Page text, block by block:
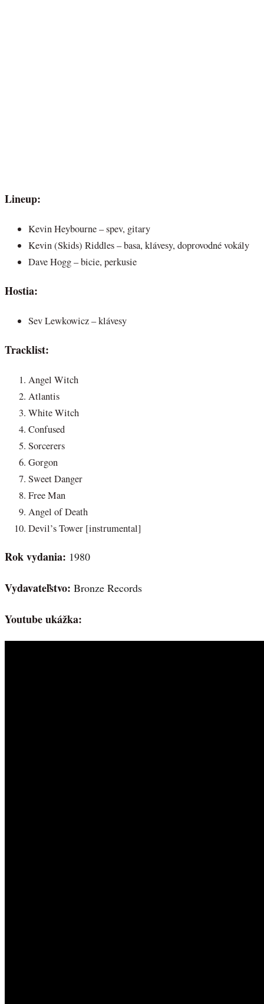
Lineup:
Kevin Heybourne – spev, gitary
Kevin (Skids) Riddles – basa, klávesy, doprovodné vokály
Dave Hogg – bicie, perkusie
Hostia:
Sev Lewkowicz – klávesy
Tracklist:
Angel Witch
Atlantis
White Witch
Confused
Sorcerers
Gorgon
Sweet Danger
Free Man
Angel of Death
Devil’s Tower [instrumental]
Rok vydania: 1980
Vydavateľstvo: Bronze Records
Youtube ukážka: